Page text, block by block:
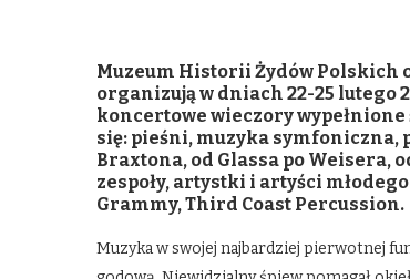
Muzeum Historii Żydów Polskich
organizują w dniach 22-25 lutego
koncertowe wieczory
się: pieśni, muzyka symfoniczna,
Braxtona, od Glassa po Weisera,
zespoły, artystki i artyści
Grammy, Third Coast Percussion.
Muzyka w swojej najbardziej pierwotnej